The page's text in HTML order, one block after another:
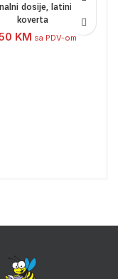
dosije, latinica –
koverta
KM sa PDV-om